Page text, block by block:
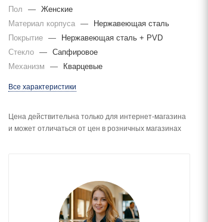
Пол
— Женские
Материал корпуса —
Нержавеющая сталь
Покрытие —
Нержавеющая сталь + PVD
Стекло — Сапфировое
Механизм
— Кварцевые
Все характеристики
Цена действительна только для интернет-магазина
и может отличаться от цен в розничных магазинах